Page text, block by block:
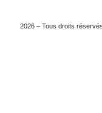
2026 – Tous droits